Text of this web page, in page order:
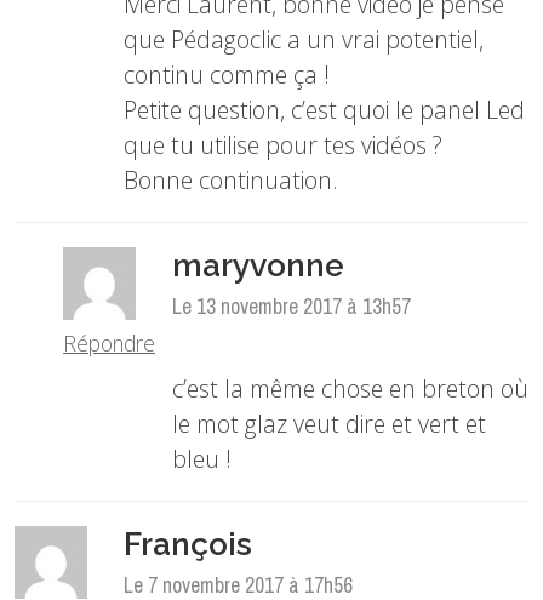
que Pédagoclic a un vrai potentiel,
continu comme ça !
Petite question, c’est quoi le panel Led
que tu utilise pour tes vidéos ?
Bonne continuation.
maryvonne
Le 13 novembre 2017 à 13h57
Répondre
c’est la même chose en breton où
le mot glaz veut dire et vert et
bleu !
François
Le 7 novembre 2017 à 17h56